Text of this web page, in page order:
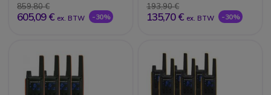
859,80 €
605,09 € ex. BTW -30%
193,90 €
135,70 € ex. BTW -30%